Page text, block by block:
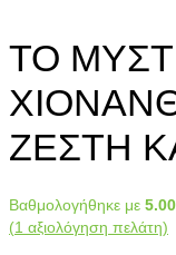
ΤΟ
ΖΕΣΤΗ
Βαθμολογήθηκε με 5.00
(1 αξιολόγηση πελάτη)